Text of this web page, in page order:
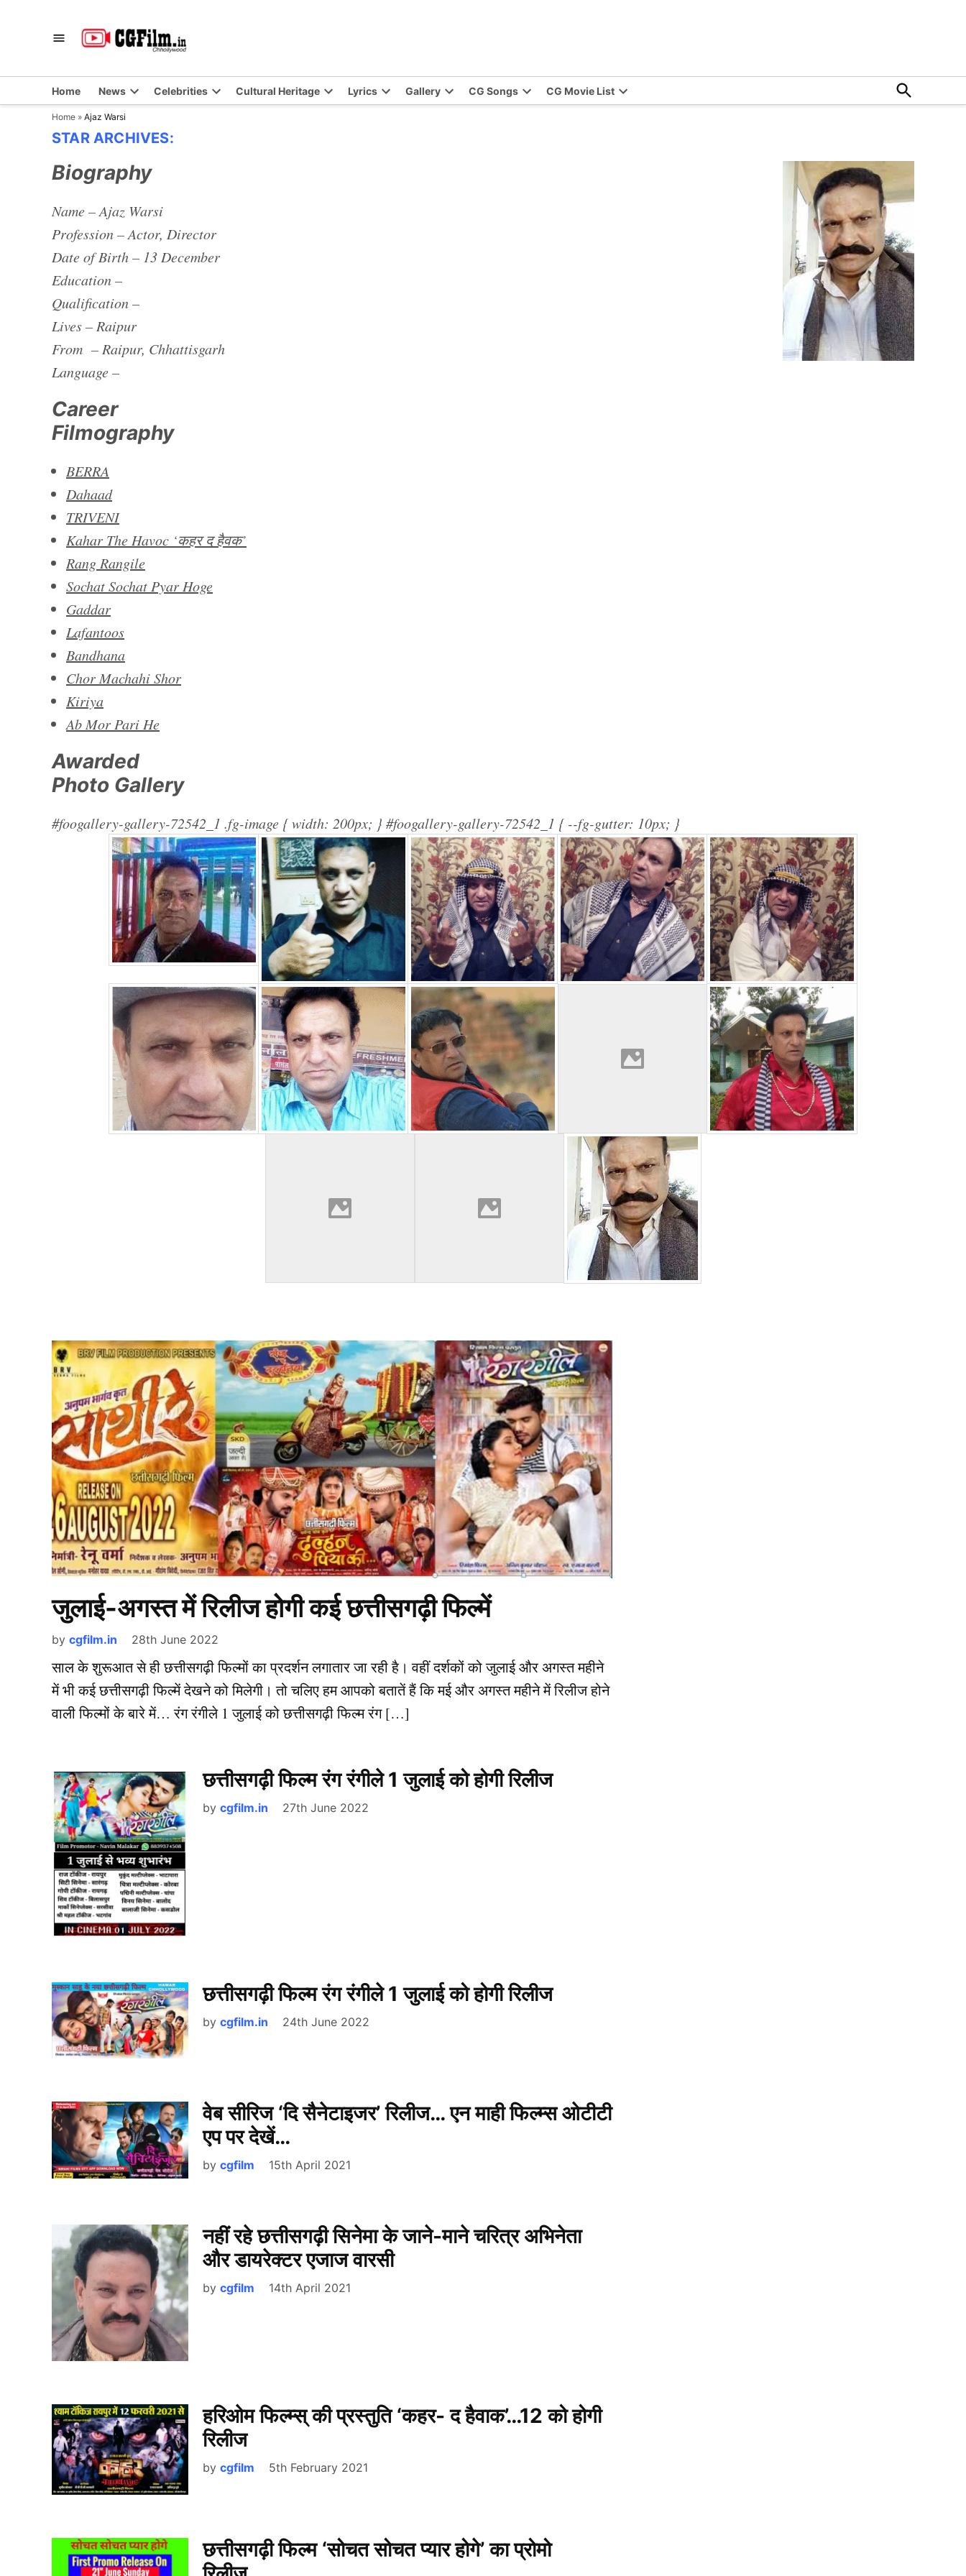
Home News Celebrities Cultural Heritage Lyrics Gallery CG Songs CG Movie List
Open
Search
Home » Ajaz Warsi
STAR ARCHIVES:
Biography
Name – Ajaz Warsi
Profession – Actor, Director
Date of Birth – 13 December
Education –
Qualification –
Lives – Raipur
From – Raipur, Chhattisgarh
Language –
Career
Filmography
BERRA
Dahaad
TRIVENI
Kahar The Havoc ‘कहर द हैवक’
Rang Rangile
Sochat Sochat Pyar Hoge
Gaddar
Lafantoos
Bandhana
Chor Machahi Shor
Kiriya
Ab Mor Pari He
Awarded
Photo Gallery
#foogallery-gallery-72542_1 .fg-image { width: 200px; } #foogallery-gallery-72542_1 { --fg-gutter: 10px; }
जुलाई-अगस्त में रिलीज होगी कई छत्तीसगढ़ी फिल्में
by cgfilm.in 28th June 2022
साल के शुरूआत से ही छत्तीसगढ़ी फिल्मों का प्रदर्शन लगातार जा रही है। वहीं दर्शकों को जुलाई और अगस्त महीने
में भी कई छत्तीसगढ़ी फिल्में देखने को मिलेगी। तो चलिए हम आपको बतातें हैं कि मई और अगस्त महीने में रिलीज होने
वाली फिल्मों के बारे में… रंग रंगीले 1 जुलाई को छत्तीसगढ़ी फिल्म रंग […]
छत्तीसगढ़ी फिल्म रंग रंगीले 1 जुलाई को होगी रिलीज
by cgfilm.in 27th June 2022
छत्तीसगढ़ी फिल्म रंग रंगीले 1 जुलाई को होगी रिलीज
by cgfilm.in 24th June 2022
वेब सीरिज ‘दि सैनेटाइजर’ रिलीज… एन माही फिल्म्स ओटीटी
एप पर देखें…
by cgfilm 15th April 2021
नहीं रहे छत्तीसगढ़ी सिनेमा के जाने-माने चरित्र अभिनेता
और डायरेक्टर एजाज वारसी
by cgfilm 14th April 2021
हरिओम फिल्म्स् की प्रस्तुति ‘कहर- द हैवाक’…12 को होगी
रिलीज
by cgfilm 5th February 2021
छत्तीसगढ़ी फिल्म ‘सोचत सोचत प्यार होगे’ का प्रोमो